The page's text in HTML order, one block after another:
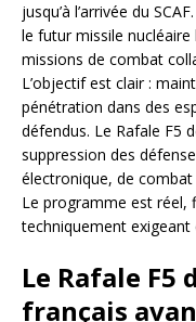
jusqu’à l’arrivée du
le futur missile nucléaire
missions de combat
L’objectif est clair :
pénétration dans des
défendus. Le Rafale F5
suppression des
électronique, de
Le programme est réel,
techniquement
Le Rafale
français